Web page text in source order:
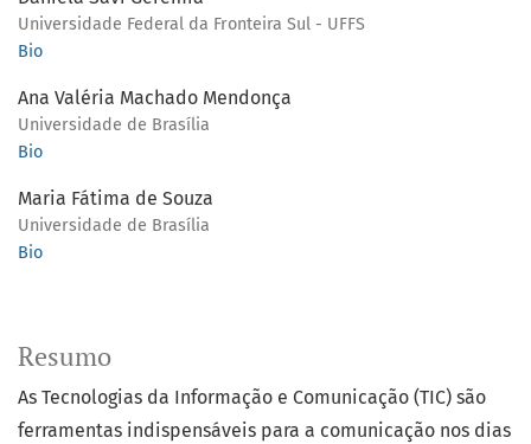
Universidade Federal da Fronteira Sul - UFFS
Bio
Ana Valéria Machado Mendonça
Universidade de Brasília
Bio
Maria Fátima de Souza
Universidade de Brasília
Bio
Resumo
As Tecnologias da Informação e Comunicação (TIC) são
ferramentas indispensáveis para a comunicação nos dias